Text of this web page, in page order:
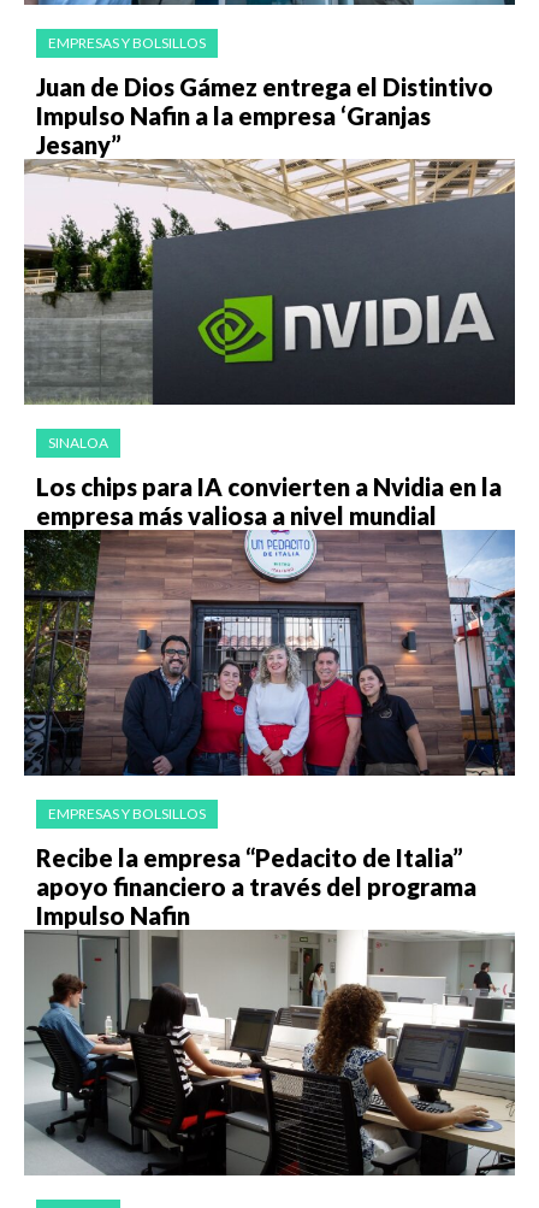
EMPRESAS Y BOLSILLOS
Juan de Dios Gámez entrega el Distintivo
Impulso Nafin a la empresa ‘Granjas
Jesany”
SINALOA
Los chips para IA convierten a Nvidia en la
empresa más valiosa a nivel mundial
EMPRESAS Y BOLSILLOS
Recibe la empresa “Pedacito de Italia”
apoyo financiero a través del programa
Impulso Nafin